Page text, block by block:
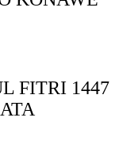
FITRI 1447